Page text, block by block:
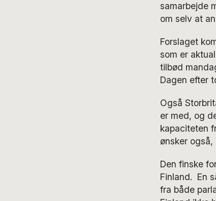
samarbejde
om selv at
Forslaget
som er
tilbød
Dagen efter
Også
er med, og
kapaciteten
ønsker
Den finske
Finland. En
fra både